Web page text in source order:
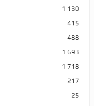
1 130
415
488
1 693
1 718
217
25